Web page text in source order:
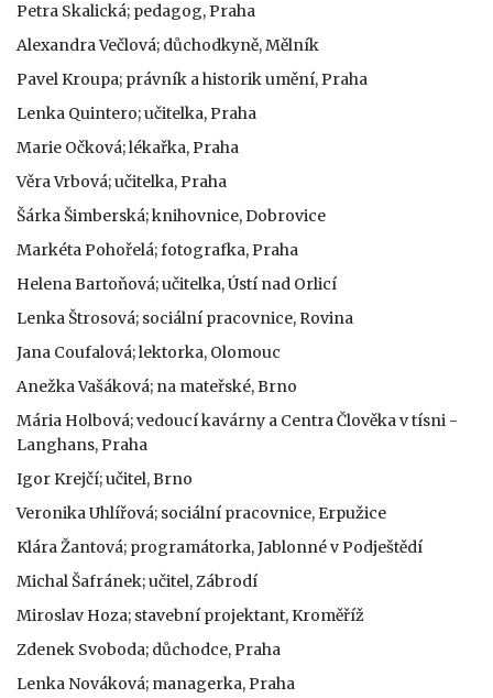
Petra Skalická; pedagog, Praha
Alexandra Večlová; důchodkyně, Mělník
Pavel Kroupa; právník a historik umění, Praha
Lenka Quintero; učitelka, Praha
Marie Očková; lékařka, Praha
Věra Vrbová; učitelka, Praha
Šárka Šimberská; knihovnice, Dobrovice
Markéta Pohořelá; fotografka, Praha
Helena Bartoňová; učitelka, Ústí nad Orlicí
Lenka Štrosová; sociální pracovnice, Rovina
Jana Coufalová; lektorka, Olomouc
Anežka Vašáková; na mateřské, Brno
Mária Holbová; vedoucí kavárny a Centra Člověka v tísni -
Langhans, Praha
Igor Krejčí; učitel, Brno
Veronika Uhlířová; sociální pracovnice, Erpužice
Klára Žantová; programátorka, Jablonné v Podještědí
Michal Šafránek; učitel, Zábrodí
Miroslav Hoza; stavební projektant, Kroměříž
Zdenek Svoboda; důchodce, Praha
Lenka Nováková; managerka, Praha